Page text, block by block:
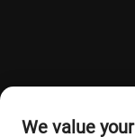
We value